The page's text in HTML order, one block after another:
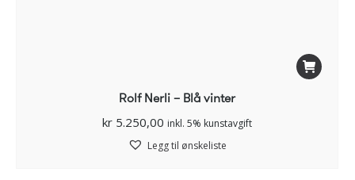
Rolf Nerli – Blå vinter
kr 5.250,00 inkl. 5% kunstavgift
Legg til ønskeliste